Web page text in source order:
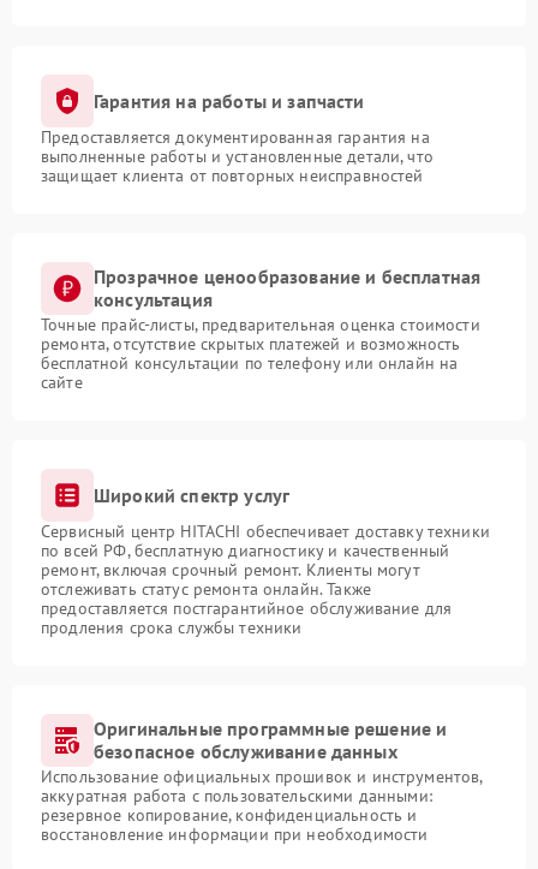
Гарантия на работы и запчасти
Предоставляется документированная гарантия на
выполненные работы и установленные детали, что
защищает клиента от повторных неисправностей
Прозрачное ценообразование и бесплатная
консультация
Точные прайс-листы, предварительная оценка стоимости
ремонта, отсутствие скрытых платежей и возможность
бесплатной консультации по телефону или онлайн на
сайте
Широкий спектр услуг
Сервисный центр HITACHI обеспечивает доставку техники
по всей РФ, бесплатную диагностику и качественный
ремонт, включая срочный ремонт. Клиенты могут
отслеживать статус ремонта онлайн. Также
предоставляется постгарантийное обслуживание для
продления срока службы техники
Оригинальные программные решение и
безопасное обслуживание данных
Использование официальных прошивок и инструментов,
аккуратная работа с пользовательскими данными:
резервное копирование, конфиденциальность и
восстановление информации при необходимости